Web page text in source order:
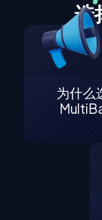
选
为什么